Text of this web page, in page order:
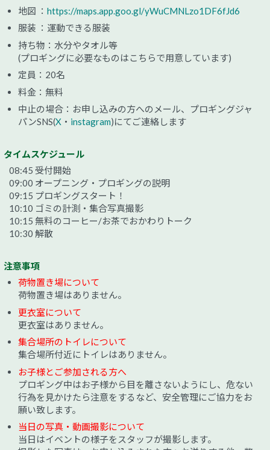
地図 ： https://maps.app.goo.gl/yWuCMNLzo1DF6fJd6
服装 ：運動できる服装
持ち物：水分やタオル等
(プロギングに必要なものはこちらで用意しています)
定員：20名
料金：無料
中止の場合：お申し込みの方へのメール、プロギングジャ
パンSNS(X ・ instagram)にてご連絡します
タイムスケジュール
08:45 受付開始
09:00 オープニング・プロギングの説明
09:15 プロギングスタート！
10:10 ゴミの計測・集合写真撮影
10:15 無料のコーヒー/お茶でおかわりトーク
10:30 解散
注意事項
荷物置き場について
荷物置き場はありません。
更衣室について
更衣室はありません。
集合場所のトイレについて
集合場所付近にトイレはありません。
お子様とご参加される方へ
プロギング中はお子様から目を離さないようにし、危ない
行為を見かけたら注意をするなど、安全管理にご協力をお
願い致します。
当日の写真・動画撮影について
当日はイベントの様子をスタッフが撮影します。